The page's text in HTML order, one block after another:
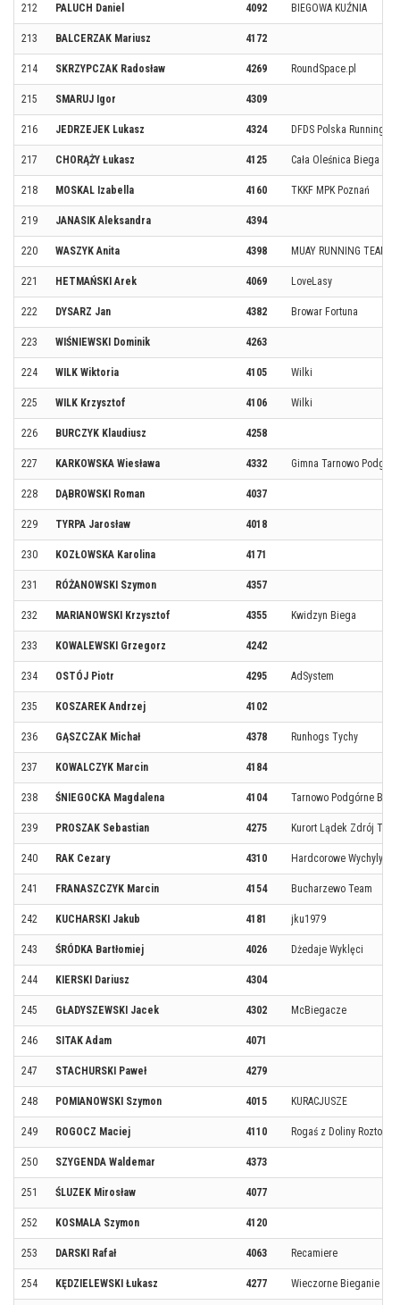
212 PALUCH Daniel 4092 BIEGOWA KUŹNIA
213 BALCERZAK Mariusz 4172
214 SKRZYPCZAK Radosław 4269 RoundSpace.pl
215 SMARUJ Igor 4309
216 JEDRZEJEK Lukasz 4324 DFDS Polska Running
217 CHORĄŻY Łukasz 4125 Cała Oleśnica Biega
218 MOSKAL Izabella 4160 TKKF MPK Poznań
219 JANASIK Aleksandra 4394
220 WASZYK Anita 4398 MUAY RUNNING TEAM
221 HETMAŃSKI Arek 4069 LoveLasy
222 DYSARZ Jan 4382 Browar Fortuna
223 WIŚNIEWSKI Dominik 4263
224 WILK Wiktoria 4105 Wilki
225 WILK Krzysztof 4106 Wilki
226 BURCZYK Klaudiusz 4258
227 KARKOWSKA Wiesława 4332 Gimna Tarnowo
228 DĄBROWSKI Roman 4037
229 TYRPA Jarosław 4018
230 KOZŁOWSKA Karolina 4171
231 RÓŻANOWSKI Szymon 4357
232 MARIANOWSKI Krzysztof 4355 Kwidzyn Biega
233 KOWALEWSKI Grzegorz 4242
234 OSTÓJ Piotr 4295 AdSystem
235 KOSZAREK Andrzej 4102
236 GĄSZCZAK Michał 4378 Runhogs Tychy
237 KOWALCZYK Marcin 4184
238 ŚNIEGOCKA Magdalena 4104 Tarnowo Podgórne
239 PROSZAK Sebastian 4275 Kurort Lądek Zdrój
240 RAK Cezary 4310 Hardcorowe
241 FRANASZCZYK Marcin 4154 Bucharzewo Team
242 KUCHARSKI Jakub 4181 jku1979
243 ŚRÓDKA Bartłomiej 4026 Dżedaje Wyklęci
244 KIERSKI Dariusz 4304
245 GŁADYSZEWSKI Jacek 4302 McBiegacze
246 SITAK Adam 4071
247 STACHURSKI Paweł 4279
248 POMIANOWSKI Szymon 4015 KURACJUSZE
249 ROGOCZ Maciej 4110 Rogaś z Doliny Roztoki
250 SZYGENDA Waldemar 4373
251 ŚLUZEK Mirosław 4077
252 KOSMALA Szymon 4120
253 DARSKI Rafał 4063 Recamiere
254 KĘDZIELEWSKI Łukasz 4277 Wieczorne Bieganie w